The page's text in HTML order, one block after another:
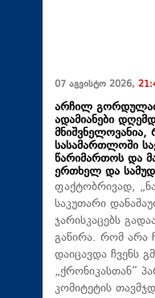
07 აგვისტო 2026,
არჩილ
ადამიანები
მნიშვნელოვანია,
სასამართლოში
წარიმართოს და
ერთხელ და
ფაქტობრივად,
საკუთარი
ჯარისკაცებს
გაწირა. რომ არა
დაიცავდა ჩვენს
„ქრონიკასთან“
კომიტეტის